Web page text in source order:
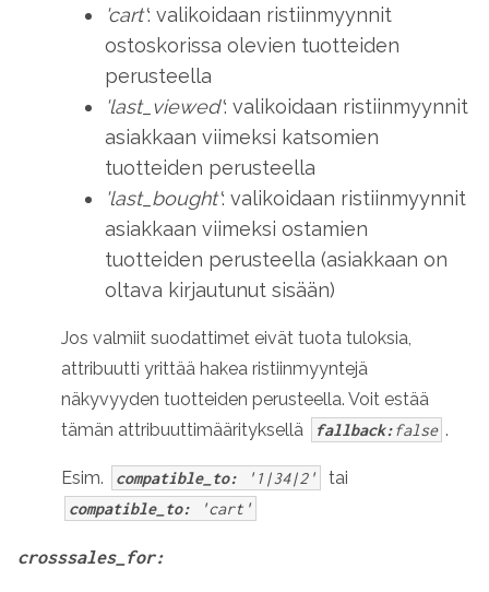
'cart': valikoidaan ristiinmyynnit
ostoskorissa olevien tuotteiden
perusteella
'last_viewed': valikoidaan ristiinmyynnit
asiakkaan viimeksi katsomien
tuotteiden perusteella
'last_bought': valikoidaan ristiinmyynnit
asiakkaan viimeksi ostamien
tuotteiden perusteella (asiakkaan on
oltava kirjautunut sisään)
Jos valmiit suodattimet eivät tuota tuloksia,
attribuutti yrittää hakea ristiinmyyntejä
näkyvyyden tuotteiden perusteella. Voit estää
tämän attribuuttimäärityksellä
fallback:false .
Esim. compatible_to: '1|34|2' tai
compatible_to: 'cart'
crosssales_for: